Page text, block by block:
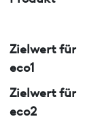
Zielwert für
eco1
Zielwert für
eco2